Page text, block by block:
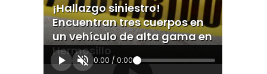
¡Hallazgo siniestro!
Encuentran tres cuerpos en
un vehículo de alta gama en
Hermosillo
0:00 / 0:00